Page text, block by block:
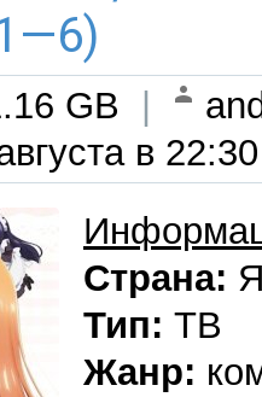
GB
в 22:30
Страна:
Тип: ТВ
Жанр: